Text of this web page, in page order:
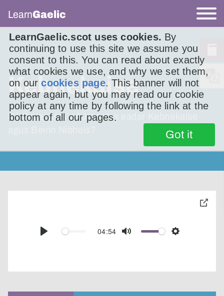
LearnGaelic.scot uses cookies. By
continuing to use this site we assume you
consent to this. You can read about exactly
what cookies we use, and why we set them,
on ourcookies page. This banner will not
appear again, but you may read our cookie
policy at any time by following the link at the
bottom of all our pages.
Got it
LearnGaelic
Kebnekaise
Dè tha anns a’ chumantas eadar Kebnekaise
Play
04:54
Mute Settings
toggle